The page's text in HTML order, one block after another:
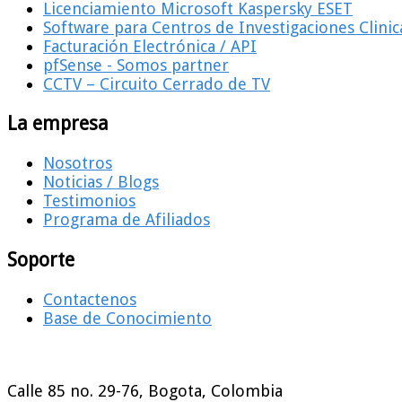
Licenciamiento Microsoft Kaspersky ESET
Software para Centros de Investigaciones
Facturación Electrónica / API
pfSense - Somos partner
CCTV – Circuito Cerrado de TV
La empresa
Nosotros
Noticias / Blogs
Testimonios
Programa de Afiliados
Soporte
Contactenos
Base de Conocimiento
Calle 85 no. 29-76, Bogota, Colombia